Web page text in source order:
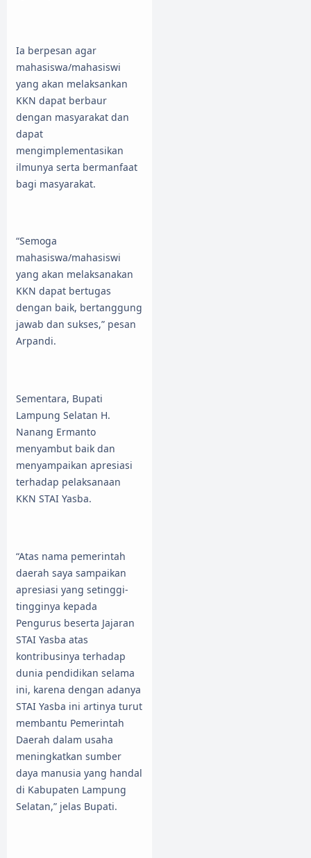
Ia berpesan agar
mahasiswa/mahasiswi
yang akan melaksankan
KKN dapat berbaur
dengan masyarakat dan
dapat
mengimplementasikan
ilmunya serta bermanfaat
bagi masyarakat.
“Semoga
mahasiswa/mahasiswi
yang akan melaksanakan
KKN dapat bertugas
dengan baik, bertanggung
jawab dan sukses,” pesan
Arpandi.
Sementara, Bupati
Lampung Selatan H.
Nanang Ermanto
menyambut baik dan
menyampaikan apresiasi
terhadap pelaksanaan
KKN STAI Yasba.
“Atas nama pemerintah
daerah saya sampaikan
apresiasi yang setinggi-
tingginya kepada
Pengurus beserta Jajaran
STAI Yasba atas
kontribusinya terhadap
dunia pendidikan selama
ini, karena dengan adanya
STAI Yasba ini artinya turut
membantu Pemerintah
Daerah dalam usaha
meningkatkan sumber
daya manusia yang handal
di Kabupaten Lampung
Selatan,” jelas Bupati.